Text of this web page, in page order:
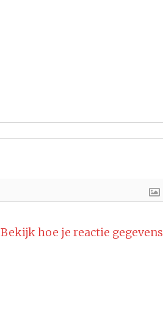
Bekijk hoe je reactie gegevens